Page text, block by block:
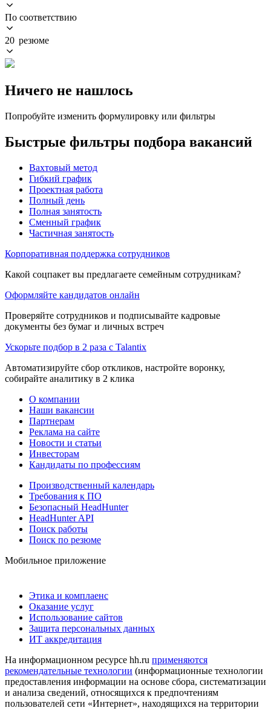
По соответствию
20 резюме
Ничего не нашлось
Попробуйте изменить формулировку или фильтры
Быстрые фильтры подбора вакансий
Вахтовый метод
Гибкий график
Проектная работа
Полный день
Полная занятость
Сменный график
Частичная занятость
Корпоративная поддержка сотрудников
Какой соцпакет вы предлагаете семейным сотрудникам?
Оформляйте кандидатов онлайн
Проверяйте сотрудников и подписывайте кадровые
документы без бумаг и личных встреч
Ускорьте подбор в 2 раза с Talantix
Автоматизируйте сбор откликов, настройте воронку,
собирайте аналитику в 2 клика
О компании
Наши вакансии
Партнерам
Реклама на сайте
Новости и статьи
Инвесторам
Кандидаты по профессиям
Производственный календарь
Требования к ПО
Безопасный HeadHunter
HeadHunter API
Поиск работы
Поиск по резюме
Мобильное приложение
Этика и комплаенс
Оказание услуг
Использование сайтов
Защита персональных данных
ИТ аккредитация
На информационном ресурсе hh.ru применяются
рекомендательные технологии (информационные технологии
предоставления информации на основе сбора, систематизации
и анализа сведений, относящихся к предпочтениям
пользователей сети «Интернет», находящихся на территории